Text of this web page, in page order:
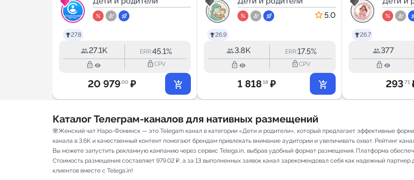
27.8
27.1K ERR:45.1%
lock_outline lock_outlineCPV
20 979.00 ₽
26.9
5.0
3.8K ERR:17.5%
lock_outline lock_outlineCPV
1 818.18 ₽
26.7
377
lock_outline
293.71
Каталог Телеграм-каналов для нативных размещений
🌸Женский чат Наро-Фоминск — это Telegam канал в категории «Дети и родители», который предлагает эффективные
канала в 3.6K и качественный контент помогают брендам привлекать внимание аудитории и увеличивать охват. Рейтинг
Вы можете запустить рекламную кампанию через сервис Telega.in, выбрав удобный формат размещения. Платформа
Стоимость размещения составляет 979.02 ₽, а за 13 выполненных заявок канал зарекомендовал себя как надежный
клиентов вместе с Telega.in!